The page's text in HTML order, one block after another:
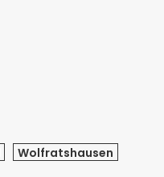
Wolfratshausen